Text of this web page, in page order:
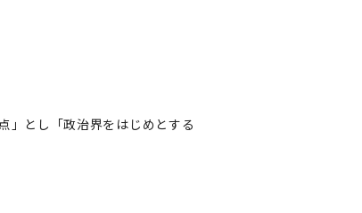
」とし「政治界をはじめとする